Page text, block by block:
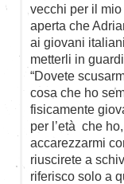
vecchi per il
aperta che
ai giovani
metterli in
“Dovete
cosa che ho
fisicamente
per l’età che
accarezzarmi
riuscirete a
riferisco solo a